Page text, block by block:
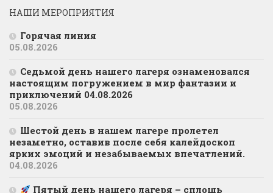
НАШИ МЕРОПРИЯТИЯ
Горячая линия
05.08.2026
Седьмой день нашего лагеря ознаменовался
настоящим погружением в мир фантазии и
приключений 04.08.2026
05.08.2026
Шестой день в нашем лагере пролетел
незаметно, оставив после себя калейдоскоп
ярких эмоций и незабываемых впечатлений.
04.08.2026
Пятый день нашего лагеря – сплошь